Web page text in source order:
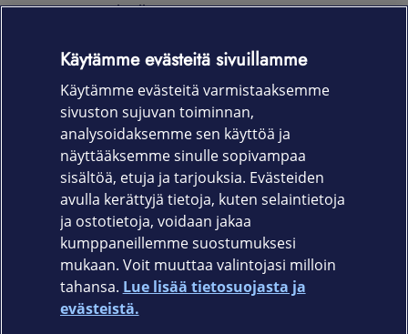
asetukselle
Mini-SIM -korttipaikka (kortti ja
aktivointiohjeet mukana)
Paristot: 12kpl 1.5V AA (ei mukana)
Pakkaus sisältää näppärän kiinnitysvyön ja
pipon
Elisa.fi
Käytämme evästeitä sivuillamme
Käytämme evästeitä varmistaaksemme
sivuston sujuvan toiminnan,
analysoidaksemme sen käyttöä ja
näyttääksemme sinulle sopivampaa
sisältöä, etuja ja tarjouksia. Evästeiden
avulla kerättyjä tietoja, kuten selaintietoja
ja ostotietoja, voidaan jakaa
kumppaneillemme suostumuksesi
mukaan. Voit muuttaa valintojasi milloin
tahansa. Lue lisää tietosuojasta ja
evästeistä.